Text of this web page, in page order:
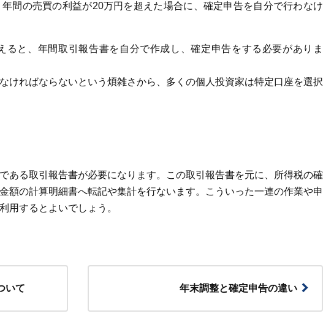
間の売買の利益が20万円を超えた場合に、確定申告を自分で行わなけ
ると、年間取引報告書を自分で作成し、確定申告をする必要がありま
ければならないという煩雑さから、多くの個人投資家は特定口座を選択
ある取引報告書が必要になります。この取引報告書を元に、所得税の確
額の計算明細書へ転記や集計を行ないます。こういった一連の作業や申
用するとよいでしょう。
いて 年末調整と確定申告の違い